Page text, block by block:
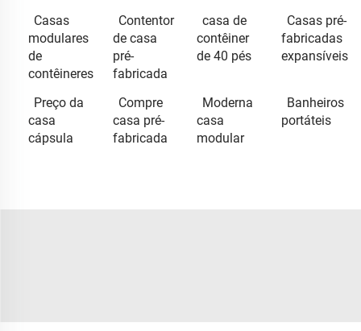
Casas
modulares
de
contêineres
Contentor
de casa
pré-
fabricada
casa de
contêiner
de 40 pés
Casas pré-
fabricadas
expansíveis
Preço da
casa
cápsula
Compre
casa pré-
fabricada
Moderna
casa
modular
Banheiros
portáteis